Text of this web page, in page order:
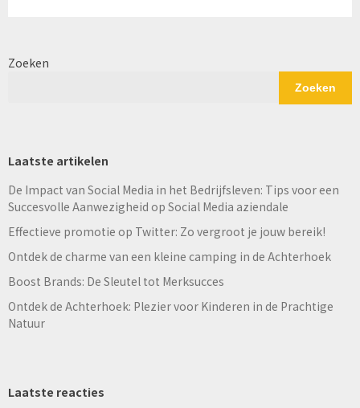
Zoeken
Zoeken
Laatste artikelen
De Impact van Social Media in het Bedrijfsleven: Tips voor een
Succesvolle Aanwezigheid op Social Media aziendale
Effectieve promotie op Twitter: Zo vergroot je jouw bereik!
Ontdek de charme van een kleine camping in de Achterhoek
Boost Brands: De Sleutel tot Merksucces
Ontdek de Achterhoek: Plezier voor Kinderen in de Prachtige
Natuur
Laatste reacties